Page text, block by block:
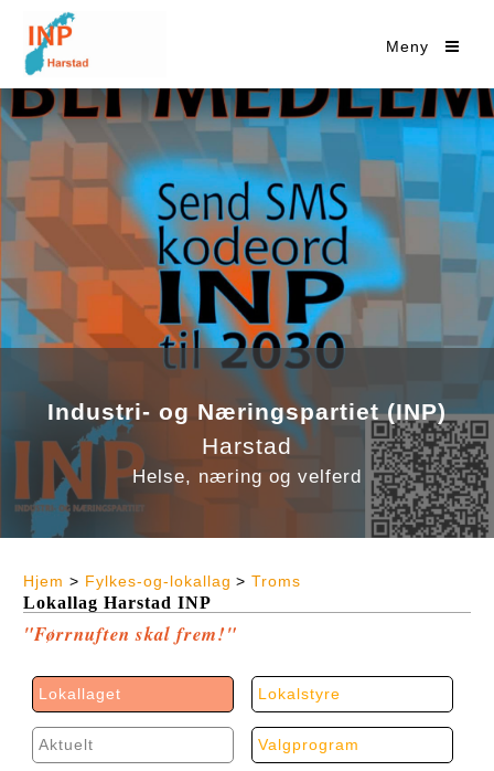
Meny
Industri- og Næringspartiet (INP)
Harstad
Helse, næring og velferd
Hjem > Fylkes-og-lokallag >Troms
Lokallag Harstad INP
"Førrnuften skal frem!"
Lokallaget Lokalstyre
Aktuelt Valgprogram